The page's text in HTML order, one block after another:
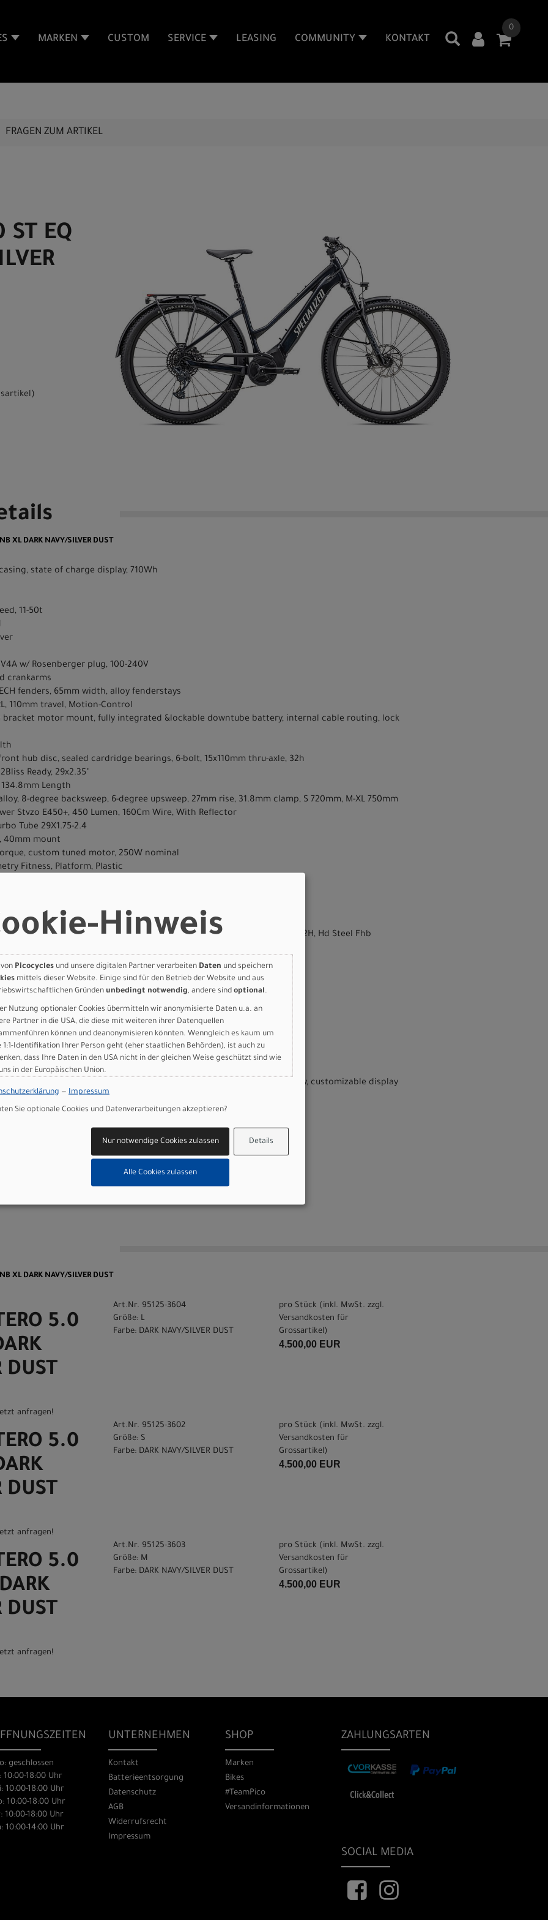
0
MARKEN CUSTOM SERVICE LEASING COMMUNITY KONTAKT
FRAGEN ZUM ARTIKEL
ST EQ
)
XL DARK NAVY/SILVER DUST
state of charge display, 710Wh
11-50t
w/ Rosenberger plug, 100-240V
crankarms
fenders, 65mm width, alloy fenderstays
110mm travel, Motion-Control
bracket motor mount, fully integrated &lockable downtube battery, internal cable routing, lock
hub disc, sealed cardridge bearings, 6-bolt, 15x110mm thru-axle, 32h
Ready, 29x2.35"
134.8mm Length
8-degree backsweep, 6-degree upsweep, 27mm rise, 31.8mm clamp, S 720mm, M-XL 750mm
Stvzo E450+, 450 Lumen, 160Cm Wire, With Reflector
Tube 29X1.75-2.4
40mm mount
custom tuned motor, 250W nominal
Fitness, Platform, Plastic
MIK HD inteface, built-in pannier mounts, 27kg max load
with custom information displayed directly on the Mastermind TCD
12-speed
Hub Disc, Sealed Cardridge Bearings, 6-Bolt, 12X148mm Thru-Axle, 32H, Hd Steel Fhb
Ready, 29x2.35"
width, disc-specific
155mm
34.9, Steel Bolt
S: 100mm, M-XL: 120mm
12-speed, single click
alloy, 14 deg, 31.8mm, integrated TCD mount
Display Insert
Glow With Brake XEr
w/handlebar remote, built-in anti-theft feature, Bluetooth connectivity, customizable display
XL DARK NAVY/SILVER DUST
5.0
anfragen!
Art.Nr. 95125-3604
Größe: L
Farbe: DARK NAVY/SILVER DUST
pro Stück (inkl. MwSt. zzgl.
Versandkosten für
Grossartikel )
4.500,00 EUR
5.0
anfragen!
Art.Nr. 95125-3602
Größe: S
Farbe: DARK NAVY/SILVER DUST
pro Stück (inkl. MwSt. zzgl.
Versandkosten für
Grossartikel )
4.500,00 EUR
5.0
anfragen!
Art.Nr. 95125-3603
Größe: M
Farbe: DARK NAVY/SILVER DUST
pro Stück (inkl. MwSt. zzgl.
Versandkosten für
Grossartikel )
4.500,00 EUR
geschlossen
10:00-18:00 Uhr
10:00-18:00 Uhr
10:00-18:00 Uhr
10:00-18:00 Uhr
10:00-14:00 Uhr
UNTERNEHMEN
Kontakt
Batterieentsorgung
Datenschutz
AGB
Widerrufsrecht
Impressum
SHOP
Marken
Bikes
#TeamPico
Versandinformationen
ZAHLUNGSARTEN
SOCIAL MEDIA
Hinweis
Picocycles und unsere digitalen Partner verarbeiten Daten und speichern
mittels dieser Website. Einige sind für den Betrieb der Website und aus
Gründen unbedingt notwendig, andere sind optional.
Nutzung optionaler Cookies übermitteln wir anonymisierte Daten u.a. an
Partner in die USA, die diese mit weiteren ihrer Datenquellen
können und deanonymisieren könnten. Wenngleich es kaum um
1:1-Identifikation Ihrer Person geht (eher staatlichen Behörden), ist auch zu
dass Ihre Daten in den USA nicht in der gleichen Weise geschützt sind wie
in der Europäischen Union.
— Impressum
Sie optionale Cookies und Datenverarbeitungen akzeptieren?
Details
Nur notwendige Cookies zulassen
Alle Cookies zulassen